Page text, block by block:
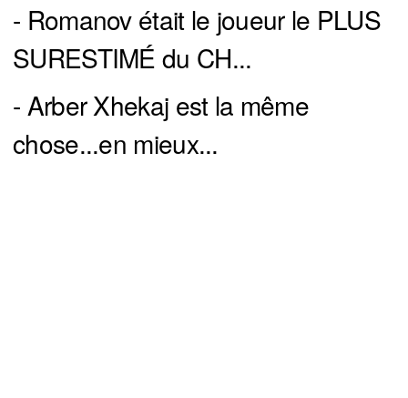
- Romanov était le joueur le PLUS
SURESTIMÉ du CH...
- Arber Xhekaj est la même
chose...en mieux...